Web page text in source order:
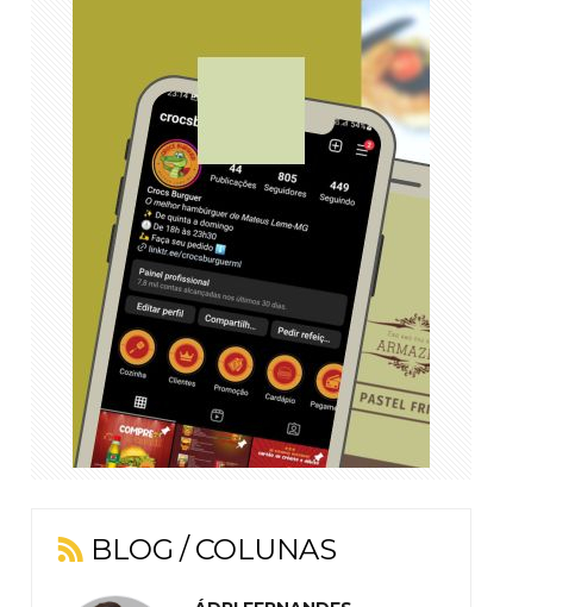
BLOG / COLUNAS